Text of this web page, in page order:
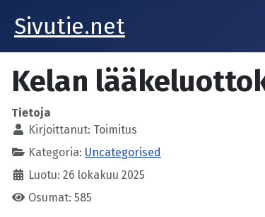
Sivutie.net
Kelan
Tietoja
Kirjoittanut: Toimitus
Kategoria: Uncategorised
Luotu: 26 lokakuu 2025
Osumat: 585